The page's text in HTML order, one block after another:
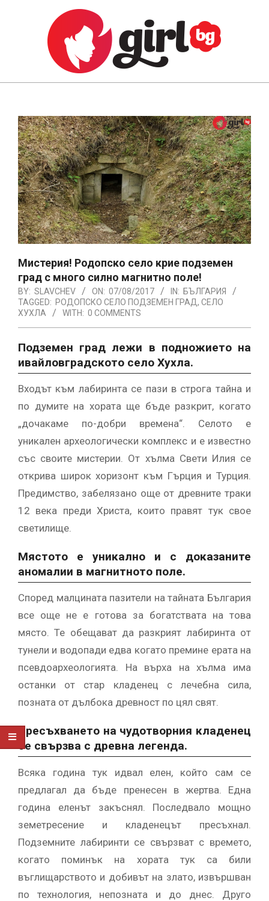
GIRL.BG
Navigation
Menu
Мистерия! Родопско село крие подземен
град с много силно магнитно поле!
BY: SLAVCHEV ON: 07/08/2017 IN: БЪЛГАРИЯ
TAGGED: РОДОПСКО СЕЛО ПОДЗЕМЕН ГРАД, СЕЛО
ХУХЛА
WITH: 0 COMMENTS
Подземен град лежи в подножието на
ивайловградското село Хухла.
Входът към лабиринта се пази в строга тайна и
по думите на хората ще бъде разкрит, когато
„дочакаме по-добри времена“. Селото е
уникален археологически комплекс и е известно
със своите мистерии. От хълма Свети Илия се
открива широк хоризонт към Гърция и Турция.
Предимство, забелязано още от древните траки
12 века преди Христа, които правят тук свое
светилище.
Мястото е уникално и с доказаните
аномалии в магнитното поле.
Според малцината пазители на тайната България
все още не е готова за богатствата на това
място. Те обещават да разкрият лабиринта от
тунели и водопади едва когато премине ерата на
псевдоархеологията. На върха на хълма има
останки от стар кладенец с лечебна сила,
позната от дълбока древност по цял свят.
Пресъхването на чудотворния кладенец
се свързва с древна легенда.
Всяка година тук идвал елен, който сам се
предлагал да бъде пренесен в жертва. Една
година еленът закъснял. Последвало мощно
земетресение и кладенецът пресъхнал.
Подземните лабиринти се свързват с времето,
когато поминък на хората тук са били
въглищарството и добивът на злато, извършван
по технология, непозната и до днес. Друго